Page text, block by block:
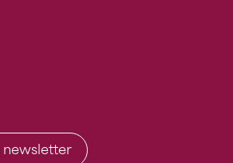
newsletter